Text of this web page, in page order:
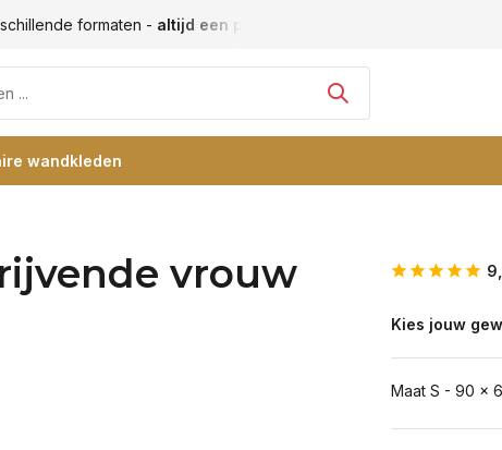
formaten - altijd een passende maat
wandkleden
vrouw
Kies jouw
Maat S - 90 x